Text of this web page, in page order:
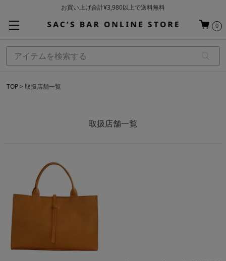
お買い上げ合計¥3,980以上で送料無料
当日～翌営業日を目安に順次発送（一部お取り寄せ商品を除く）
0
TOP 取扱店舗一覧
取扱店舗一覧